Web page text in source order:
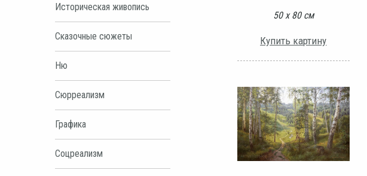
Историческая живопись
Сказочные сюжеты
Ню
Сюрреализм
Графика
Соцреализм
50 х 80 см
Купить картину